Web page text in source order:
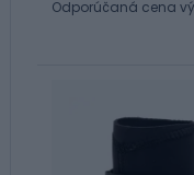
Odporúčaná cena